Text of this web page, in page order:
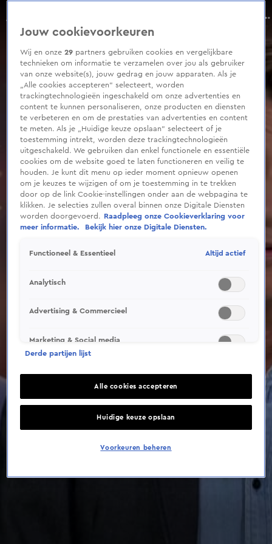
Wolter Kroes breekt pols bij repetities Televizier-Ring Gala
Seizoen 2022
of
seconds
Jouw cookievoorkeuren
Wij en onze29 partners gebruiken cookies en vergelijkbare
technieken om informatie te verzamelen over jou als gebruiker
van onze website(s), jouw gedrag en jouw apparaten. Als je
„Alle cookies accepteren” selecteert, worden
trackingtechnologieën ingeschakeld om onze advertenties en
content te kunnen personaliseren, onze producten en diensten
te verbeteren en om de prestaties van advertenties en content
te meten. Als je „Huidige keuze opslaan” selecteert of je
toestemming intrekt, worden deze trackingtechnologieën
uitgeschakeld. We gebruiken dan enkel functionele en essentiële
cookies om de website goed te laten functioneren en veilig te
houden. Je kunt dit menu op ieder moment opnieuw openen
om je keuzes te wijzigen of om je toestemming in te trekken
door op de link Cookie-instellingen onder aan de webpagina te
klikken. Je selecties zullen overal binnen onze Digitale Diensten
worden doorgevoerd.
Raadpleeg onze Cookieverklaring voor
meer informatie.
Bekijk hier onze Digitale Diensten.
Functioneel & Essentieel Altijd actief
Analytisch
Advertising & Commercieel
Marketing & Social media
Derde partijen lijst
Alle cookies accepteren
Huidige keuze opslaan
Voorkeuren beheren